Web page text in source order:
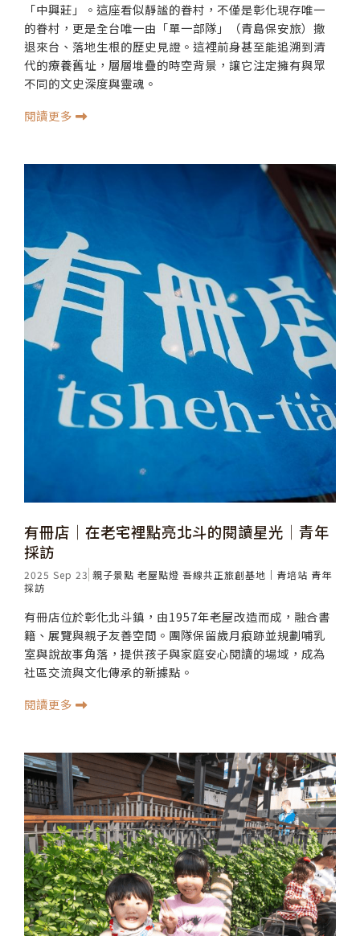
「中興莊」。這座看似靜謐的眷村，不僅是彰化現存唯一
的眷村，更是全台唯一由「單一部隊」（青島保安旅）撤
退來台、落地生根的歷史見證。這裡前身甚至能追溯到清
代的療養舊址，層層堆疊的時空背景，讓它注定擁有與眾
不同的文史深度與靈魂。
閱讀更多
有冊店│在老宅裡點亮北斗的閱讀星光│青年
採訪
2025 Sep 23 親子景點 老屋點燈 吾線共正旅創基地｜青培站 青年
採訪
有冊店位於彰化北斗鎮，由1957年老屋改造而成，融合書
籍、展覽與親子友善空間。團隊保留歲月痕跡並規劃哺乳
室與說故事角落，提供孩子與家庭安心閱讀的場域，成為
社區交流與文化傳承的新據點。
閱讀更多